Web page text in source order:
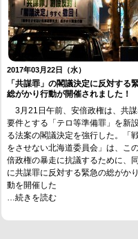
2017年03月22日（水）
「共謀罪」の閣議決定に反対する
総がかり行動が開催されました！
3月21日午前、安倍政権は、共
要件とする「テロ等準備罪」を新
る法案の閣議決定を強行した。「
をさせない北海道委員会」は、こ
倍政権の暴走に抗議するために、
に共謀罪に反対する緊急の総がか
動を開催した
…続きを読む